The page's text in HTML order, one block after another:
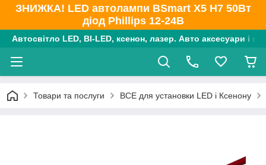
ЗНИЖКА! LED автолампи BSmart X5 H7 50Вт
діод Phillips 12-24В
Автосвітло LED, BI-LED, ксенон, лазер. Авто аксесуари і
Товари та послуги ВСЕ для установки LED і Ксенону